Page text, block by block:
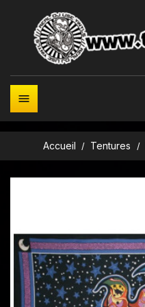

Accueil Tentures